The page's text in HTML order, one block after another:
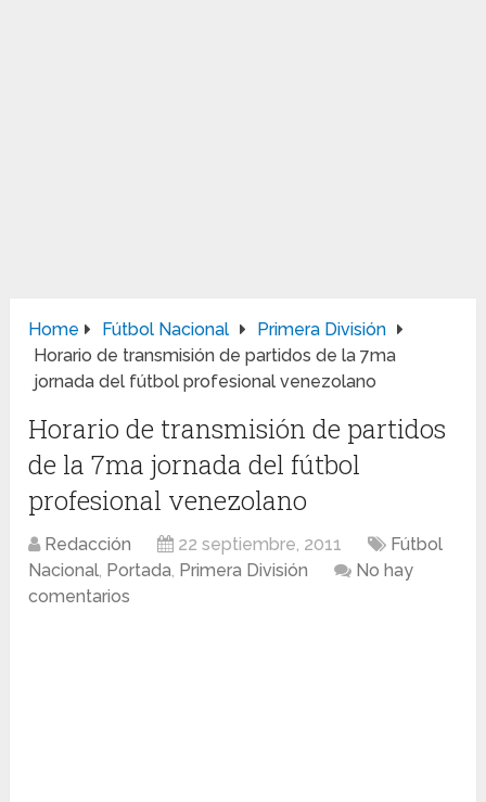
Home Fútbol Nacional
Primera División
Horario de transmisión de partidos de la 7ma
jornada del fútbol profesional venezolano
Horario de transmisión de partidos
de la 7ma jornada del fútbol
profesional venezolano
Redacción 22 septiembre, 2011
Fútbol
Nacional, Portada, Primera División
No hay
comentarios